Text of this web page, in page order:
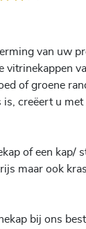
van uw
vitrinekappen
of groene
creëert u
of een kap/
maar ook
bij ons